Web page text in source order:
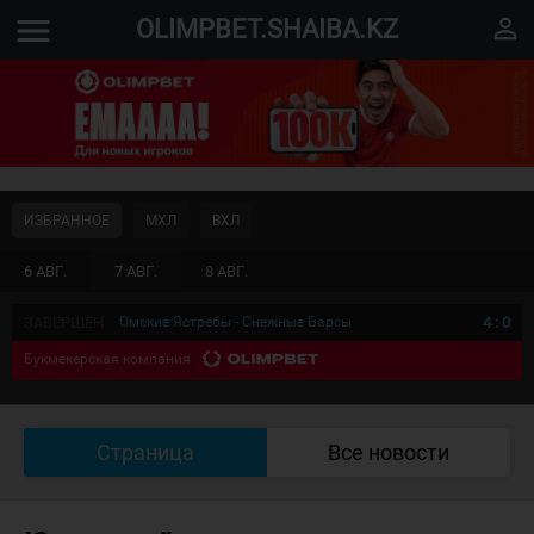
menu OLIMPBET.SHAIBA.KZ perm_identity
6 АВГ. 7 АВГ. 8 АВГ.
ИЗБРАННОЕ МХЛ ВХЛ
Омские Ястребы - Снежные Барсы 4: 0
Букмекерская компания
Страница Все новости